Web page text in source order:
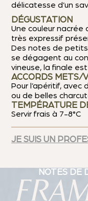
délicatesse d’un
DÉGUSTATION
Une couleur nacrée
très expressif
Des notes de petits
se dégagent au
vineuse, la finale
ACCORDS METS/
Pour l’apéritif, avec
ou de belles
TEMPÉRATURE
Servir frais à 7-8°C
JE SUIS UN
NOTES DE